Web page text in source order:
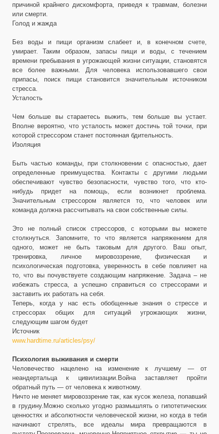
причиной крайнего дискомфорта, приведя к травмам, болезни
или смерти.
Голод и жажда
Без воды и пищи организм слабеет и, в конечном счете,
умирает. Таким образом, запасы пищи и воды, с течением
времени пребывания в угрожающей жизни ситуации, становятся
все более важными. Для человека использовавшего свои
припасы, поиск пищи становится значительным источником
стресса.
Усталость
Чем больше вы стараетесь выжить, тем больше вы устает.
Вполне вероятно, что усталость может достичь той точки, при
которой стрессором станет постоянная бдительность.
Изоляция
Быть частью команды, при столкновении с опасностью, дает
определенные преимущества. Контакты с другими людьми
обеспечивают чувство безопасности, чувство того, что кто-
нибудь придет на помощь, если возникнет проблема.
Значительным стрессором является то, что человек или
команда должна рассчитывать на свои собственные силы.
Это не полный список стрессоров, с которыми вы можете
столкнуться. Запомните, то что является напряжением для
одного, может не быть таковым для другого. Ваш опыт,
тренировка, личное мировоззрение, физическая и
психологическая подготовка, уверенность в себе повлияет на
то, что вы почувствуете создающим напряжение. Задача – не
избежать стресса, а успешно справиться со стрессорами и
заставить их работать на себя.
Теперь, когда у нас есть обобщенные знания о стрессе и
стрессорах общих для ситуаций угрожающих жизни,
следующим шагом будет
Источник
www.hardtime.ru/articles/psy/
Психология выживания и смерти
Человечество нацелено на изменение к лучшему — от
неандертальца к цивилизации.Война заставляет пройти
обратный путь — от человека к животному.
Ничто не меняет мировоззрение так, как кусок железа, попавший
в грудину.Можно сколько угодно размышлять о гипотетических
ценностях и абсолютности человеческой жизни, но когда в тебя
начинают стрелять, все идеалы мира превращаются в